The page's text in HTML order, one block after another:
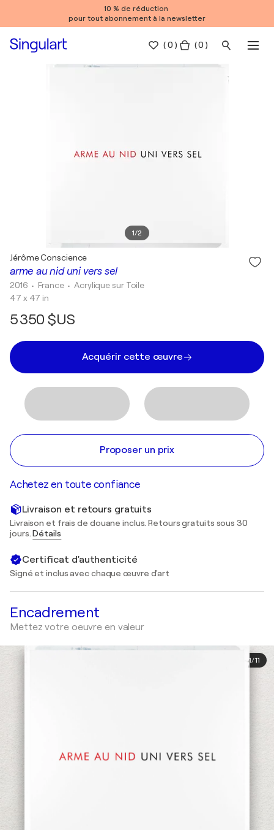
10 % de réduction
pour tout abonnement à la newsletter
(0 ) ( 0 )
1/2
arme au nid uni vers sel
Jérôme Conscience
2016 • France •Acrylique sur Toile
47 x 47 in
5 350 $US
Acquérir cette œuvre
Proposer un prix
Achetez en toute confiance
Livraison et retours gratuits
Livraison et frais de douane inclus. Retours gratuits sous 30
jours.Détails
Certificat d'authenticité
Signé et inclus avec chaque œuvre d'art
Encadrement
Mettez votre oeuvre en valeur
1/11